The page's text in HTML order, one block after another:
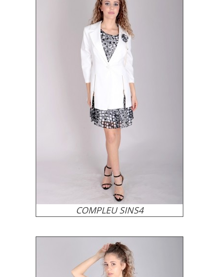
COMPLEU SINS4